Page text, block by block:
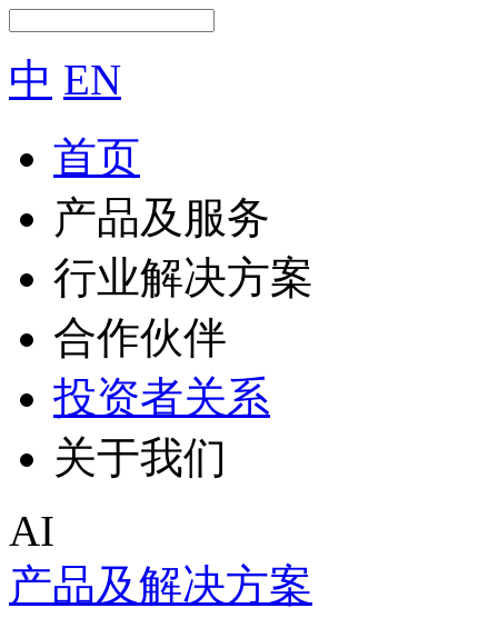
中 EN
首页
产品及服务
行业解决方案
合作伙伴
投资者关系
关于我们
AI
产品及解决方案